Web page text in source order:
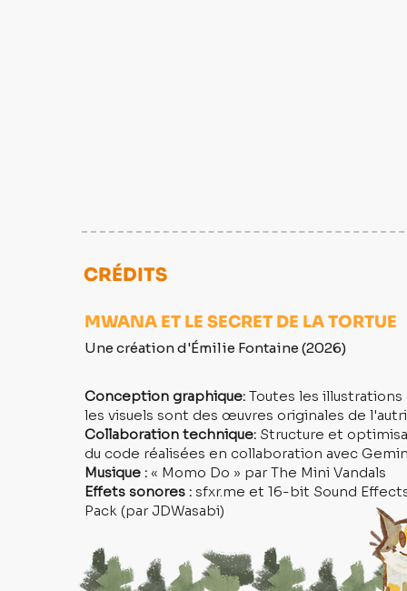
CRÉDITS
MWANA ET LE SECRET DE LA TORTUE
Une création d'Émilie Fontaine (2026)
Conception graphique: Toutes les
les visuels sont des œuvres originales de
Collaboration technique: Structure et
du code réalisées en collaboration avec
Musique : « Momo Do » par The Mini Vandals
Effets sonores : sfxr.me et 16-bit Sound
Pack (par JDWasabi)